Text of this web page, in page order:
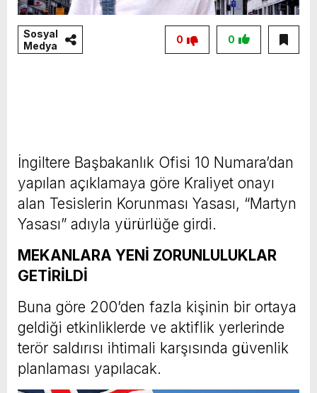
Sosyal
Medya
0
0
İngiltere Başbakanlık Ofisi 10 Numara’dan
yapılan açıklamaya göre Kraliyet onayı
alan Tesislerin Korunması Yasası, “Martyn
Yasası” adıyla yürürlüğe girdi.
MEKANLARA YENİ ZORUNLULUKLAR
GETİRİLDİ
Buna göre 200’den fazla kişinin bir ortaya
geldiği etkinliklerde ve aktiflik yerlerinde
terör saldırısı ihtimali karşısında güvenlik
planlaması yapılacak.